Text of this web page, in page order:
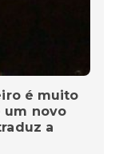
é muito
um novo
a